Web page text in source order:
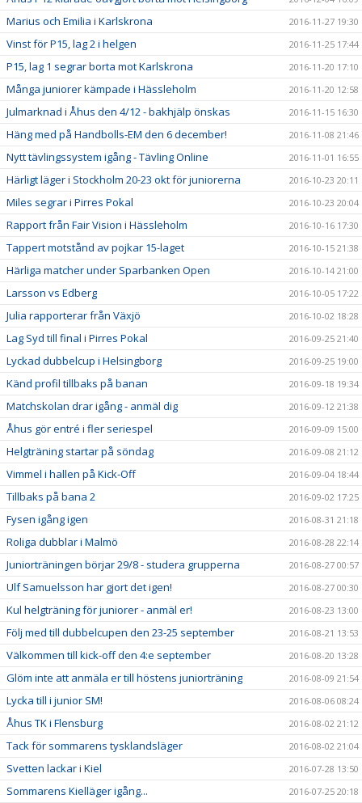
Marius och Emilia i Karlskrona 2016-11-27 19:30
Vinst för P15, lag 2 i helgen 2016-11-25 17:44
P15, lag 1 segrar borta mot Karlskrona 2016-11-20 17:10
Många juniorer kämpade i Hässleholm 2016-11-20 12:58
Julmarknad i Åhus den 4/12 - bakhjälp önskas 2016-11-15 16:30
Häng med på Handbolls-EM den 6 december! 2016-11-08 21:46
Nytt tävlingssystem igång - Tävling Online 2016-11-01 16:55
Härligt läger i Stockholm 20-23 okt för juniorerna 2016-10-23 20:11
Miles segrar i Pirres Pokal 2016-10-23 20:04
Rapport från Fair Vision i Hässleholm 2016-10-16 17:30
Tappert motstånd av pojkar 15-laget 2016-10-15 21:38
Härliga matcher under Sparbanken Open 2016-10-14 21:00
Larsson vs Edberg 2016-10-05 17:22
Julia rapporterar från Växjö 2016-10-02 18:28
Lag Syd till final i Pirres Pokal 2016-09-25 21:40
Lyckad dubbelcup i Helsingborg 2016-09-25 19:00
Känd profil tillbaks på banan 2016-09-18 19:34
Matchskolan drar igång - anmäl dig 2016-09-12 21:38
Åhus gör entré i fler seriespel 2016-09-09 15:00
Helgträning startar på söndag 2016-09-08 21:12
Vimmel i hallen på Kick-Off 2016-09-04 18:44
Tillbaks på bana 2 2016-09-02 17:25
Fysen igång igen 2016-08-31 21:18
Roliga dubblar i Malmö 2016-08-28 22:14
Juniorträningen börjar 29/8 - studera grupperna 2016-08-27 00:57
Ulf Samuelsson har gjort det igen! 2016-08-27 00:30
Kul helgträning för juniorer - anmäl er! 2016-08-23 13:00
Följ med till dubbelcupen den 23-25 september 2016-08-21 13:53
Välkommen till kick-off den 4:e september 2016-08-20 13:28
Glöm inte att anmäla er till höstens juniorträning 2016-08-09 21:54
Lycka till i junior SM! 2016-08-06 08:24
Åhus TK i Flensburg 2016-08-02 21:12
Tack för sommarens tysklandsläger 2016-08-02 21:04
Svetten lackar i Kiel 2016-07-28 13:50
Sommarens Kielläger igång... 2016-07-25 20:18